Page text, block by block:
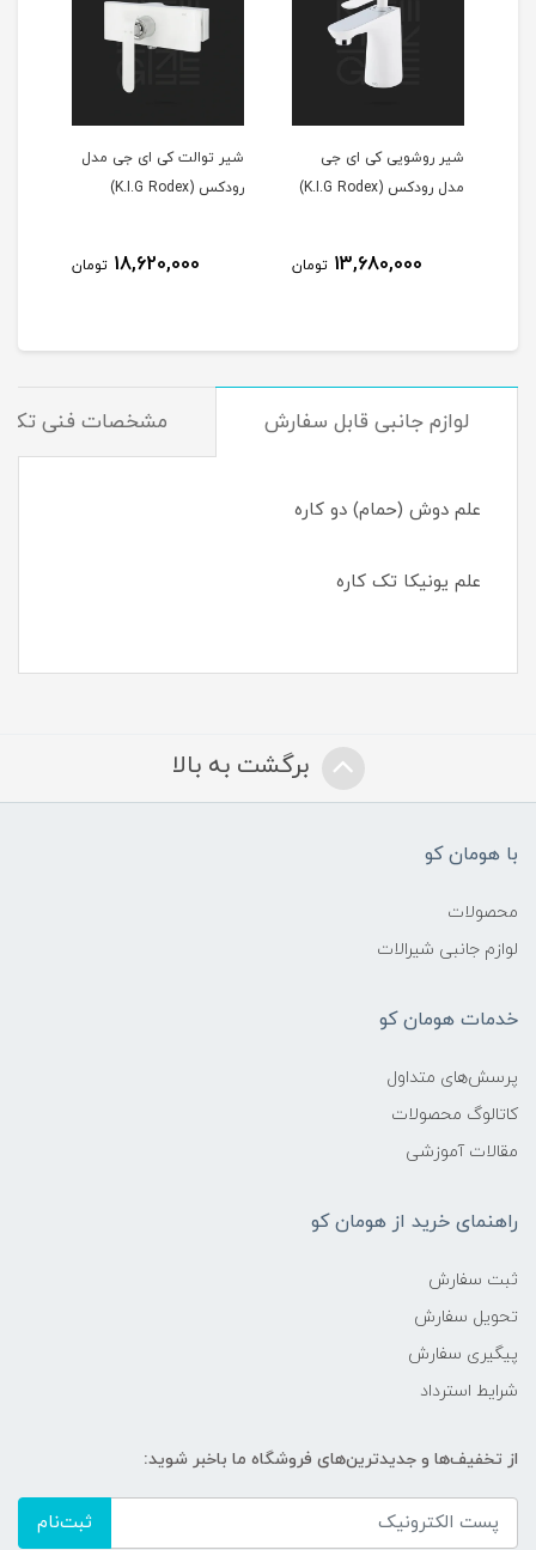
کی ای جی
تومان
شیر توالت کی ای جی مدل
رودکس (K.I.G Rodex)
18,620,000 تومان
شیرالات کی ای جی
رودکس (K.I.G Rodex)
69,600,000
لوازم جانبی قابل سفارش مشخصات فنی
علم دوش (حمام) دو کاره
علم یونیکا تک کاره
برگشت به بالا
با هومان کو
محصولات
لوازم جانبی شیرالات
خدمات هومان کو
پرسش‌های متداول
کاتالوگ محصولات
مقالات آموزشی
راهنمای خرید از هومان کو
ثبت سفارش
تحویل سفارش
پیگیری سفارش
شرایط استرداد
از تخفیف‌ها و جدیدترین‌های فروشگاه ما باخبر شوید:
ثبت‌نام